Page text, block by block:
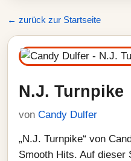
← zurück zur Startseite
N.J. Turnpike
von Candy Dulfer
„N.J. Turnpike“ von
Smooth Hits. Auf dieser